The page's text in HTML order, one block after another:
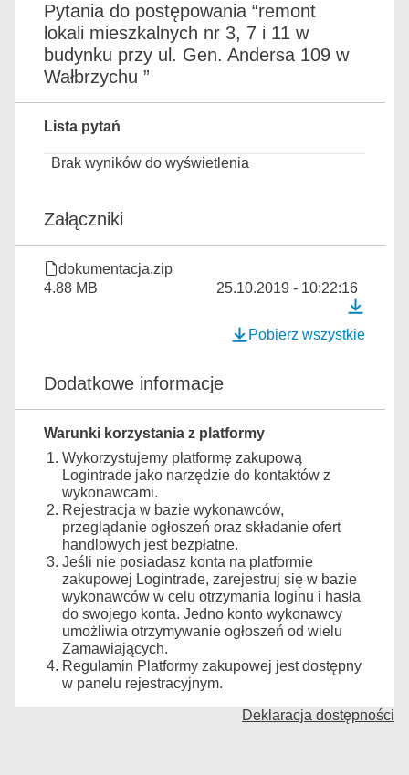
Pytania do postępowania “remont
lokali mieszkalnych nr 3, 7 i 11 w
budynku przy ul. Gen. Andersa 109 w
Wałbrzychu ”
Lista pytań
Brak wyników do wyświetlenia
Załączniki
dokumentacja.zip
4.88 MB
25.10.2019 - 10:22:16
Pobierz wszystkie
Dodatkowe informacje
Warunki korzystania z platformy
Wykorzystujemy platformę zakupową
Logintrade jako narzędzie do kontaktów z
wykonawcami.
Rejestracja w bazie wykonawców,
przeglądanie ogłoszeń oraz składanie ofert
handlowych jest bezpłatne.
Jeśli nie posiadasz konta na platformie
zakupowej Logintrade, zarejestruj się w bazie
wykonawców w celu otrzymania loginu i hasła
do swojego konta. Jedno konto wykonawcy
umożliwia otrzymywanie ogłoszeń od wielu
Zamawiających.
Regulamin Platformy zakupowej jest dostępny
w panelu rejestracyjnym.
Deklaracja dostępności